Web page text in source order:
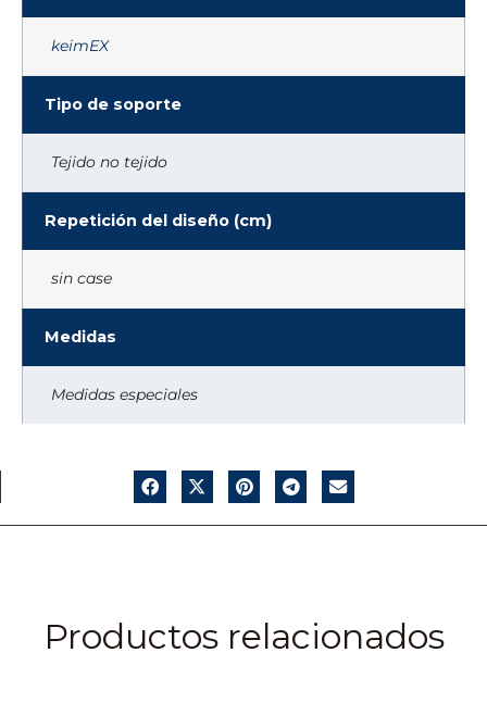
keimEX
Tipo de soporte
Tejido no tejido
Repetición del diseño (cm)
sin case
Medidas
Medidas especiales
Productos relacionados